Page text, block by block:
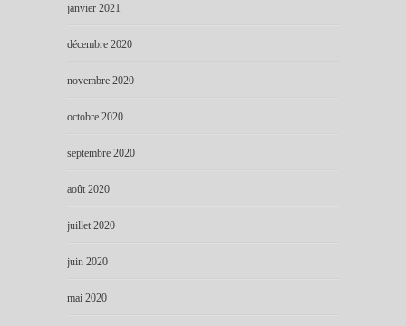
janvier 2021
décembre 2020
novembre 2020
octobre 2020
septembre 2020
août 2020
juillet 2020
juin 2020
mai 2020